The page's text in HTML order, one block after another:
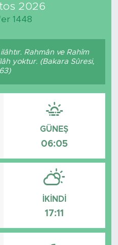
2026
1448
Rahmân ve Rahîm
yoktur. (Bakara Sûresi,
GÜNEŞ
06:05
İKINDI
17:11